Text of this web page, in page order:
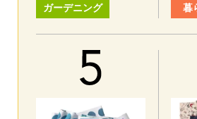
ガーデニング 暮